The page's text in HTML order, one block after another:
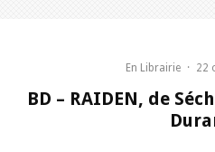
En Librairie · 22
BD – RAIDEN, de